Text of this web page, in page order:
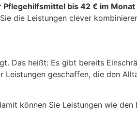
Pflegehilfsmittel bis 42 € im Monat
die Leistungen clever
Das heißt: Es gibt bereits
Leistungen geschaffen, die den
können Sie Leistungen wie den